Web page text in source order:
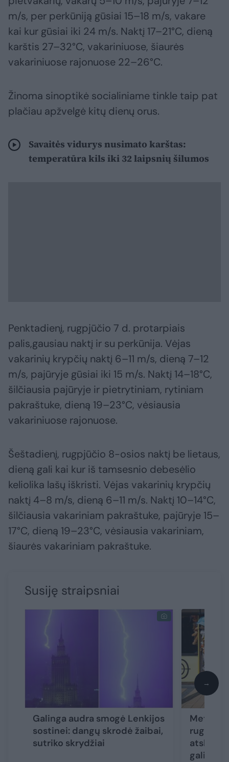
m/s, per perkūniją gūsiai 15–18 m/s, vakare
kai kur gūsiai iki 24 m/s. Naktį 17–21°C, dieną
karštis 27–32°C, vakariniuose, šiaurės
vakariniuose rajonuose 22–26°C.
Žinoma sinoptikė socialiniame tinkle taip pat
plačiau apžvelgė kitų dienų orus.
Savaitės vidurys nusimato karštas:
temperatūra kils iki 32 laipsnių šilumos
Penktadienį, rugpjūčio 7 d. protarpiais
palis,gausiau naktį ir su perkūnija. Vėjas
vakarinių krypčių naktį 6–11 m/s, dieną 7–12
m/s, pajūryje gūsiai iki 15 m/s. Naktį 14–18°C,
šilčiausia pajūryje ir pietrytiniam, rytiniam
pakraštuke, dieną 19–23°C, vėsiausia
vakariniuose rajonuose.
Šeštadienį, rugpjūčio 8-osios naktį be lietaus,
dieną gali kai kur iš tamsesnio debesėlio
keliolika lašų iškristi. Vėjas vakarinių krypčių
naktį 4–8 m/s, dieną 6–11 m/s. Naktį 10–14°C,
šilčiausia vakariniam pakraštuke, pajūryje 15–
17°C, dieną 19–23°C, vėsiausia vakariniam,
šiaurės vakariniam pakraštuke.
Susiję straipsniai
Galinga audra smogė Lenkijos
sostinei: dangų skrodė žaibai,
sutriko skrydžiai
gali
→